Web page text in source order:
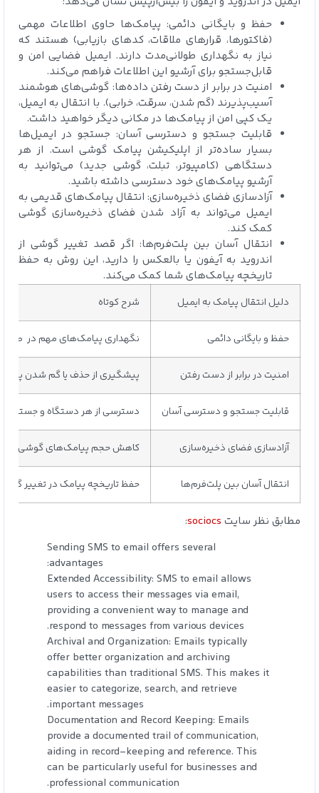
حفظ و بایگانی دائمی: پیامک‌ها حاوی اطلاعات مهمی
(فاکتورها، قرارهای ملاقات، کدهای بازیابی) هستند که
نیاز به نگهداری طولانی‌مدت دارند. ایمیل فضایی امن و
قابل‌جستجو برای آرشیو این اطلاعات فراهم می‌کند.
امنیت در برابر از دست رفتن داده‌ها: گوشی‌های هوشمند
آسیب‌پذیرند (گم شدن، سرقت، خرابی). با انتقال به ایمیل،
یک کپی امن از پیامک‌ها در مکانی دیگر خواهید داشت.
قابلیت جستجو و دسترسی آسان: جستجو در ایمیل‌ها
بسیار ساده‌تر از اپلیکیشن پیامک گوشی است. از هر
دستگاهی (کامپیوتر، تبلت، گوشی جدید) می‌توانید به
آرشیو پیامک‌های خود دسترسی داشته باشید.
آزادسازی فضای ذخیره‌سازی: انتقال پیامک‌های قدیمی به
ایمیل می‌تواند به آزاد شدن فضای ذخیره‌سازی گوشی
کمک کند.
انتقال آسان بین پلت‌فرم‌ها: اگر قصد تغییر گوشی از
اندروید به آیفون یا بالعکس را دارید، این روش به حفظ
تاریخچه پیامک‌های شما کمک می‌کند.
دلیل انتقال پیامک به ایمیل شرح کوتاه
حفظ و بایگانی دائمی نگهداری پیامک‌های مهم در
امنیت در برابر از دست رفتن پیشگیری از حذف یا گم شدن
قابلیت جستجو و دسترسی آسان دسترسی از هر دستگاه و
آزادسازی فضای ذخیره‌سازی کاهش حجم پیامک‌های گوشی
انتقال آسان بین پلت‌فرم‌ها حفظ تاریخچه پیامک در تغییر
مطابق نظر سایت sociocs
:
Sending SMS to email offers several
advantages:
Extended Accessibility: SMS to email allows
users to access their messages via email,
providing a convenient way to manage and
respond to messages from various devices.
Archival and Organization: Emails typically
offer better organization and archiving
capabilities than traditional SMS. This makes it
easier to categorize, search, and retrieve
important messages.
Documentation and Record Keeping: Emails
provide a documented trail of communication,
aiding in record-keeping and reference. This
can be particularly useful for businesses and
professional communication.